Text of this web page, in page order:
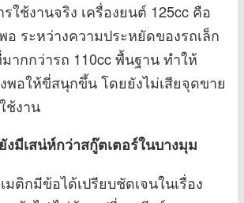
รใช้งานจริง เครื่องยนต์ 125cc คือ
ระหว่างความประหยัดของรถเล็ก
ากกว่ารถ 110cc พื้นฐาน ทำให้
พอให้ขี่สนุกขึ้น โดยยังไม่เสียจุดขาย
ช้งาน
งมีเสน่ห์กว่าสกู๊ตเตอร์ในบางมุม
มติกมีข้อได้เปรียบชัดเจนในเรื่อง